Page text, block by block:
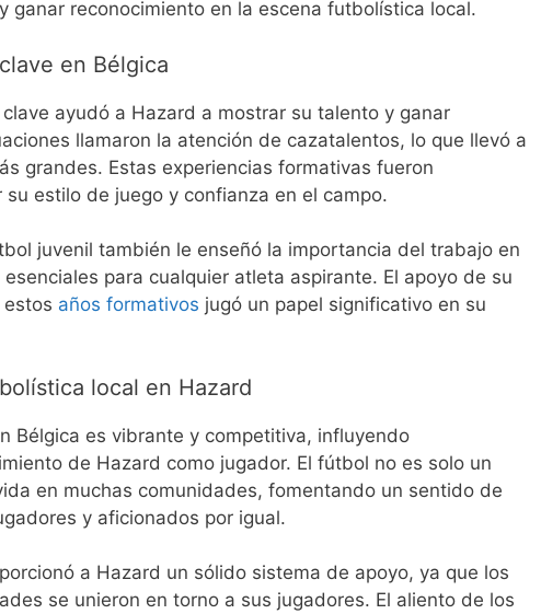
ganar reconocimiento en la escena futbolística local.
en Bélgica
ayudó a Hazard a mostrar su talento y ganar
llamaron la atención de cazatalentos, lo que llevó a
grandes. Estas experiencias formativas fueron
estilo de juego y confianza en el campo.
juvenil también le enseñó la importancia del trabajo en
para cualquier atleta aspirante. El apoyo de su
años formativos jugó un papel significativo en su
local en Hazard
Bélgica es vibrante y competitiva, influyendo
de Hazard como jugador. El fútbol no es solo un
en muchas comunidades, fomentando un sentido de
y aficionados por igual.
a Hazard un sólido sistema de apoyo, ya que los
se unieron en torno a sus jugadores. El aliento de los